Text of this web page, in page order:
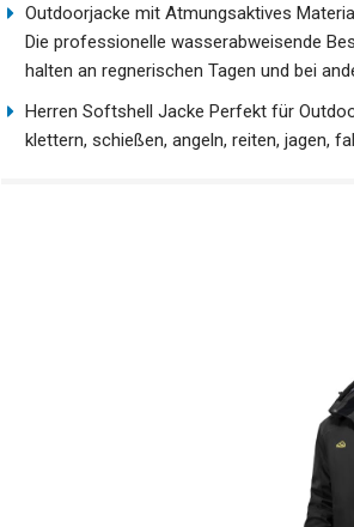
Outdoorjacke mit Atmungsaktives
reinigen. Die professionelle
trocken zu halten an regnerischen Tagen
Herren Softshell Jacke Perfekt für
klettern, schießen, angeln, reiten, jagen,